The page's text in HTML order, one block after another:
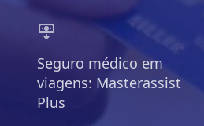
Seguro médico em
viagens: Masterassist
Plus